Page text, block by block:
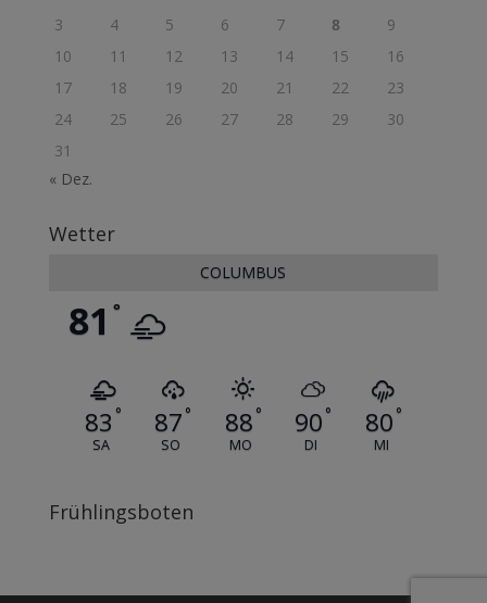
3
4 5 6 7 8
9
10
11 12 13 14 15
16
17
18 19 20 21 22
23
24
25 26 27 28 29
30
31
« Dez.
Wetter
COLUMBUS
81 °
83 °
SA
87 °
SO
88 °
MO
90 °
DI
80 °
MI
Frühlingsboten